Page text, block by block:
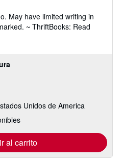
Unidos de America
al carrito
May have limited writing in
~ ThriftBooks: Read